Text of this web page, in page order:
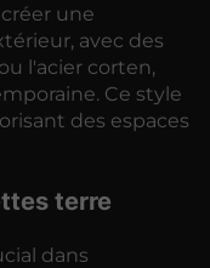
une
avec des
l'acier corten,
Ce style
des espaces
terre
dans